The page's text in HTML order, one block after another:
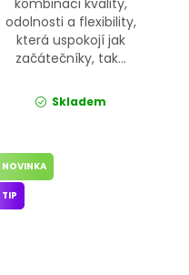
kombinaci kvality,
odolnosti a flexibility,
která uspokojí jak
začátečníky, tak...
Skladem
NOVINKA
TIP